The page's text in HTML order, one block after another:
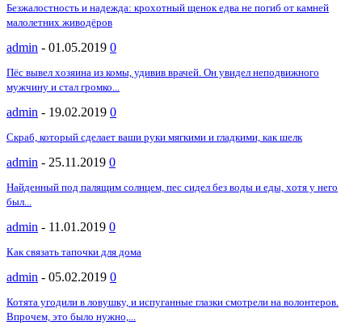
Безжалостность и надежда: крохотный щенок едва не погиб от камней
малолетних живодёров
admin - 01.05.2019 0
Пёс вывел хозяина из комы, удивив врачей. Он увидел неподвижного
мужчину и стал громко...
admin - 19.02.2019 0
Скраб, который сделает ваши руки мягкими и гладкими, как шелк
admin - 25.11.2019 0
Найденный под палящим солнцем, пес сидел без воды и еды, хотя у него
был...
admin - 11.01.2019 0
Как связать тапочки для дома
admin - 05.02.2019 0
Котята угодили в ловушку, и испуганные глазки смотрели на волонтеров.
Впрочем, это было нужно,...